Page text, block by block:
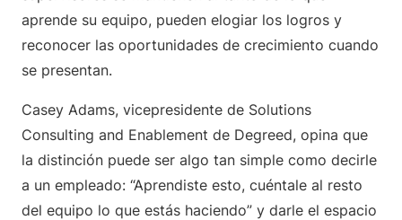
aprende su equipo, pueden elogiar los logros y
reconocer las oportunidades de crecimiento cuando
se presentan.
Casey Adams, vicepresidente de Solutions
Consulting and Enablement de Degreed, opina que
la distinción puede ser algo tan simple como decirle
a un empleado: “Aprendiste esto, cuéntale al resto
del equipo lo que estás haciendo” y darle el espacio